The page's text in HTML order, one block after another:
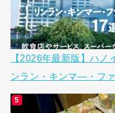
【2026年最新版】ハノ
ンラン・キンマ―・フ